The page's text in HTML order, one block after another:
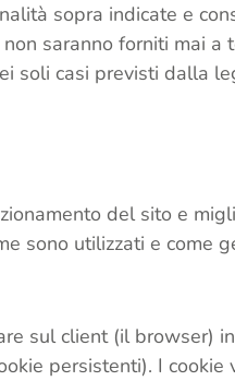
sopra indicate e
saranno forniti mai a
soli casi previsti dalla
del sito e
sono utilizzati e come
sul client (il browser)
persistenti). I cookie